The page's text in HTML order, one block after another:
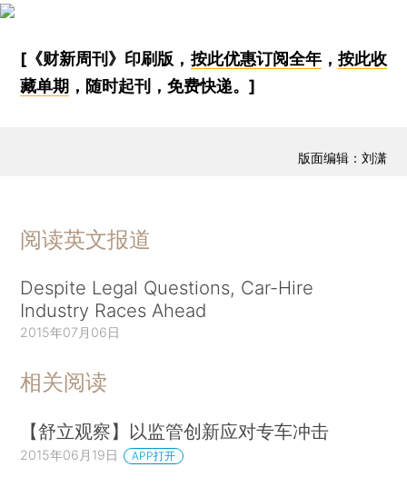
[《财新周刊》印刷版， 按此优惠订阅全年， 按此收
藏单期 ，随时起刊，免费快递。]
版面编辑：刘潇
阅读英文报道
Despite Legal Questions, Car-Hire
Industry Races Ahead
2015年07月06日
相关阅读
【舒立观察】以监管创新应对专车冲击
2015年06月19日 APP打开